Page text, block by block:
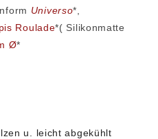
Universo*,
Roulade*( Silikonmatte
Ø*
u. leicht abgekühlt